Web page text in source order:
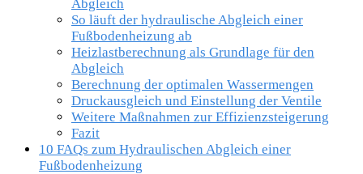
Abgleich
So läuft der hydraulische Abgleich einer
Fußbodenheizung ab
Heizlastberechnung als Grundlage für den
Abgleich
Berechnung der optimalen Wassermengen
Druckausgleich und Einstellung der Ventile
Weitere Maßnahmen zur Effizienzsteigerung
Fazit
10 FAQs zum Hydraulischen Abgleich einer
Fußbodenheizung